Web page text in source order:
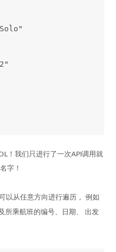
！我们只进行了一次API调用就
字！
以从任意方向进行遍历， 例如
所乘航班的编号、日期、 出发